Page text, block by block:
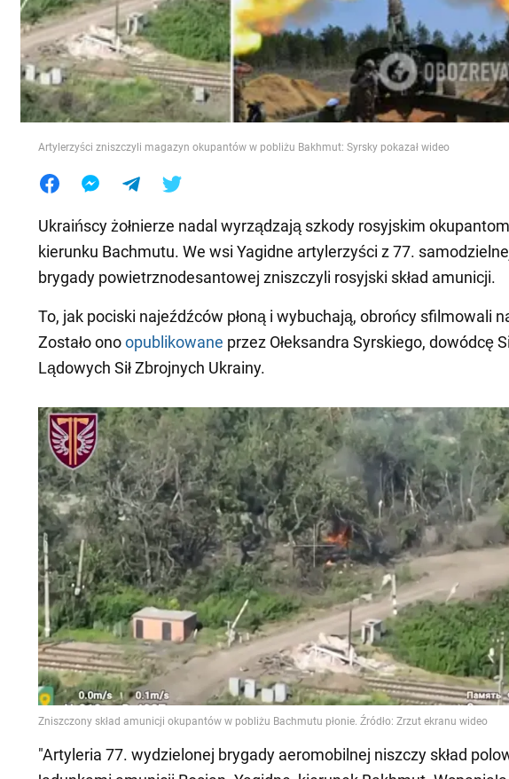
Jedzenie
Artylerzyści zniszczyli magazyn okupantów w pobliżu Bakhmut: Syrsky pokazał wideo
Ukraińscy żołnierze nadal wyrządzają szkody rosyjskim
kierunku Bachmutu. We wsi Yagidne artylerzyści z 77.
brygady powietrznodesantowej zniszczyli rosyjski skład amunicji.
To, jak pociski najeźdźców płoną i wybuchają, obrońcy sfilmowali
Zostało onoopublikowane przez Ołeksandra Syrskiego, dowódcę
Lądowych Sił Zbrojnych Ukrainy.
"Artyleria 77. wydzielonej brygady aeromobilnej niszczy skład